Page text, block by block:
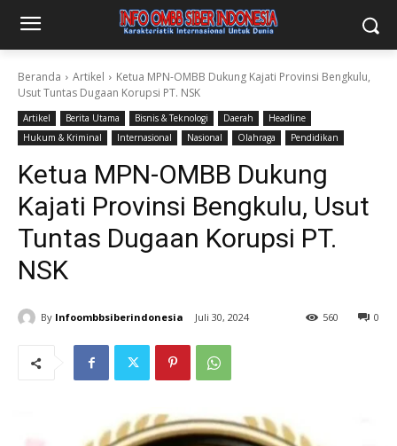
Beranda Artikel
Ketua MPN-OMBB Dukung Kajati Provinsi Bengkulu,
Usut Tuntas Dugaan Korupsi PT. NSK
Artikel Berita Utama Bisnis & Teknologi Daerah
Headline
Hukum & Kriminal
Internasional Nasional Olahraga Pendidikan
Ketua MPN-OMBB Dukung
Kajati Provinsi Bengkulu, Usut
Tuntas Dugaan Korupsi PT.
NSK
By Infoombbsiberindonesia Juli 30, 2024 0
560